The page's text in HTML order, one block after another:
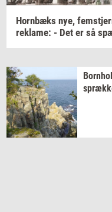
Hor­n­bæks nye,
re­k­la­me: - Det er så